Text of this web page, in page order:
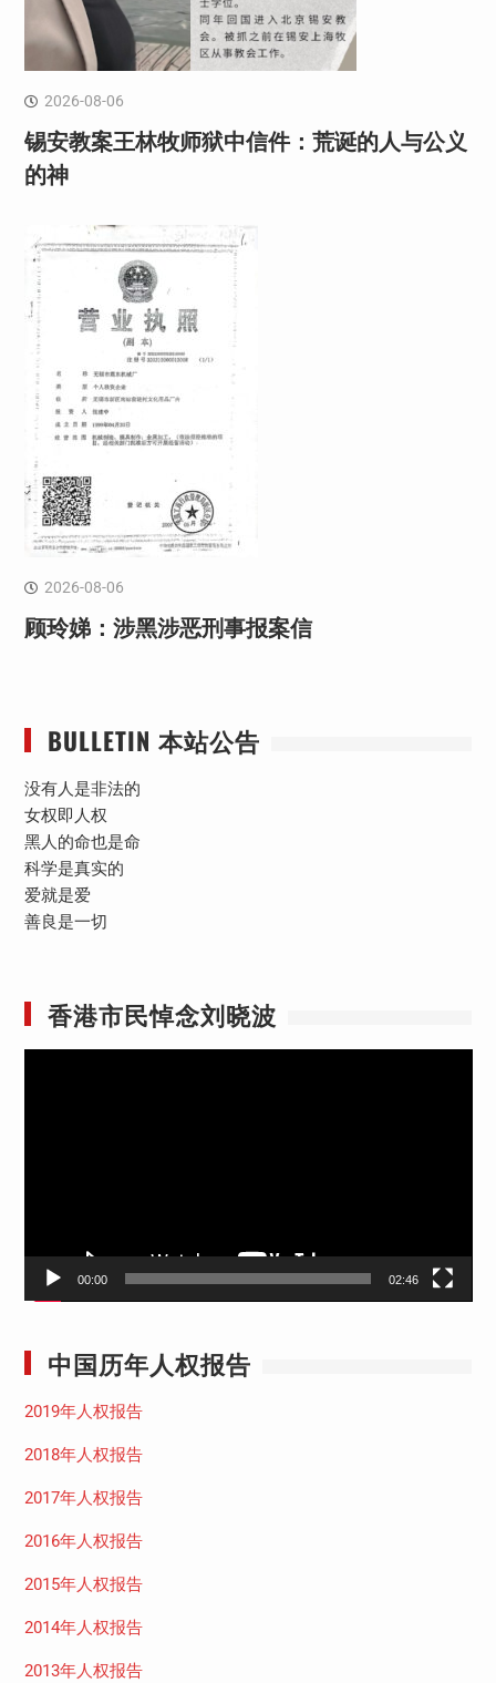
2026-08-06
锡安教案王林牧师狱中信件：荒诞的人与公义
的神
2026-08-06
顾玲娣：涉黑涉恶刑事报案信
BULLETIN 本站公告
没有人是非法的
女权即人权
黑人的命也是命
科学是真实的
爱就是爱
善良是一切
香港市民悼念刘晓波
00:00 02:46
中国历年人权报告
2019年人权报告
2018年人权报告
2017年人权报告
2016年人权报告
2015年人权报告
2014年人权报告
2013年人权报告